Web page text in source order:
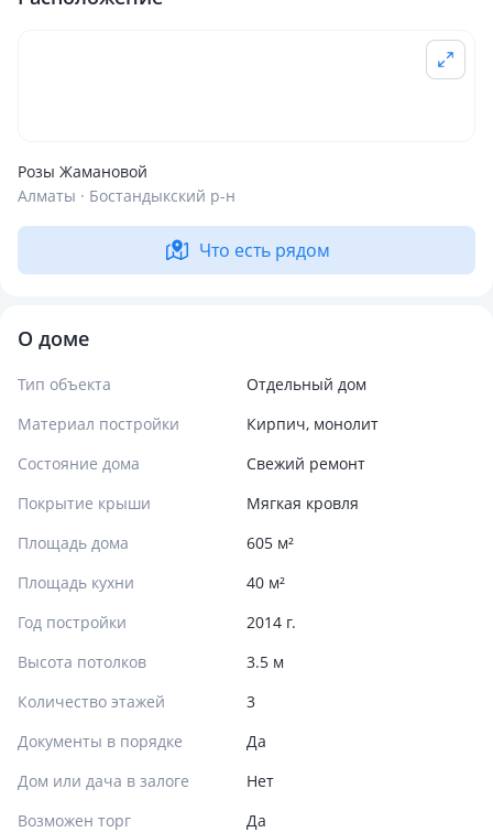
Розы Жамановой
Алматы · Бостандыкский р-н
Что есть рядом
О доме
Тип объекта
Отдельный дом
Материал постройки
Кирпич, монолит
Состояние дома
Свежий ремонт
Покрытие крыши
Мягкая кровля
Площадь дома
605 м²
Площадь кухни
40 м²
Год постройки
2014 г.
Высота потолков
3.5 м
Количество этажей
3
Документы в порядке
Да
Дом или дача в залоге
Нет
Возможен торг
Да